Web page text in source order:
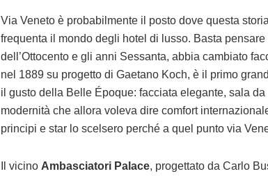
Via Veneto è probabilmente il posto dove questa
frequenta il mondo degli hotel di lusso. Basta
dell’Ottocento e gli anni Sessanta, abbia cambiato
nel 1889 su progetto di Gaetano Koch, è il primo
il gusto della Belle Époque: facciata elegante, sala
modernità che allora voleva dire comfort
principi e star lo scelsero perché a quel punto via
Il vicino Ambasciatori Palace, progettato da Carlo